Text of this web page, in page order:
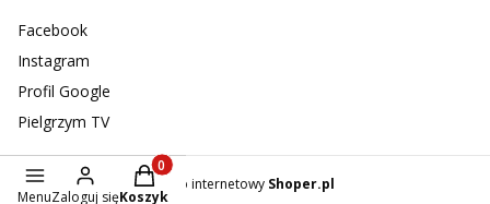
Facebook
Instagram
Profil Google
Pielgrzym TV
Sklep internetowy Shoper.pl
MenuZaloguj się
Produkty w koszyku: 0. Zobacz szczegóły
Koszyk